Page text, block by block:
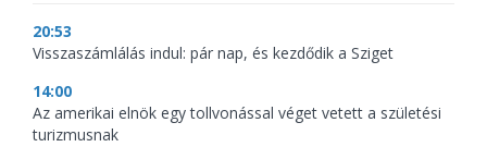
20:53
Visszaszámlálás indul: pár nap, és kezdődik a Sziget
14:00
Az amerikai elnök egy tollvonással véget vetett a születési
turizmusnak